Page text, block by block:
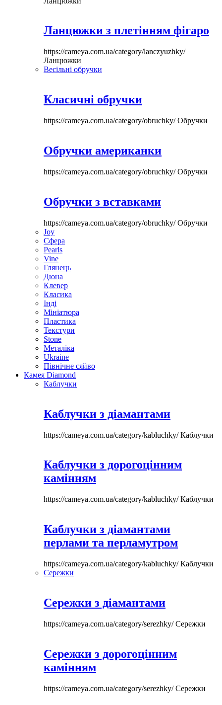
Ланцюжки з плетінням фігаро
https://cameya.com.ua/category/lanczyuzhky/
Ланцюжки
Весільні обручки
Класичні обручки
https://cameya.com.ua/category/obruchky/Обручки
Обручки американки
https://cameya.com.ua/category/obruchky/Обручки
Обручки з вставками
https://cameya.com.ua/category/obruchky/Обручки
Joy
Сфера
Pearls
Vine
Глянець
Дюна
Клевер
Класика
Інді
Мініатюра
Пластика
Текстури
Stone
Металіка
Ukraine
Північне сяйво
Камея Diamond
Каблучки
Каблучки з діамантами
https://cameya.com.ua/category/kabluchky/Каблучки
Каблучки з дорогоцінним
камінням
https://cameya.com.ua/category/kabluchky/Каблучки
Каблучки з діамантами
перлами та перламутром
https://cameya.com.ua/category/kabluchky/Каблучки
Сережки
Сережки з діамантами
https://cameya.com.ua/category/serezhky/Сережки
Сережки з дорогоцінним
камінням
https://cameya.com.ua/category/serezhky/Сережки